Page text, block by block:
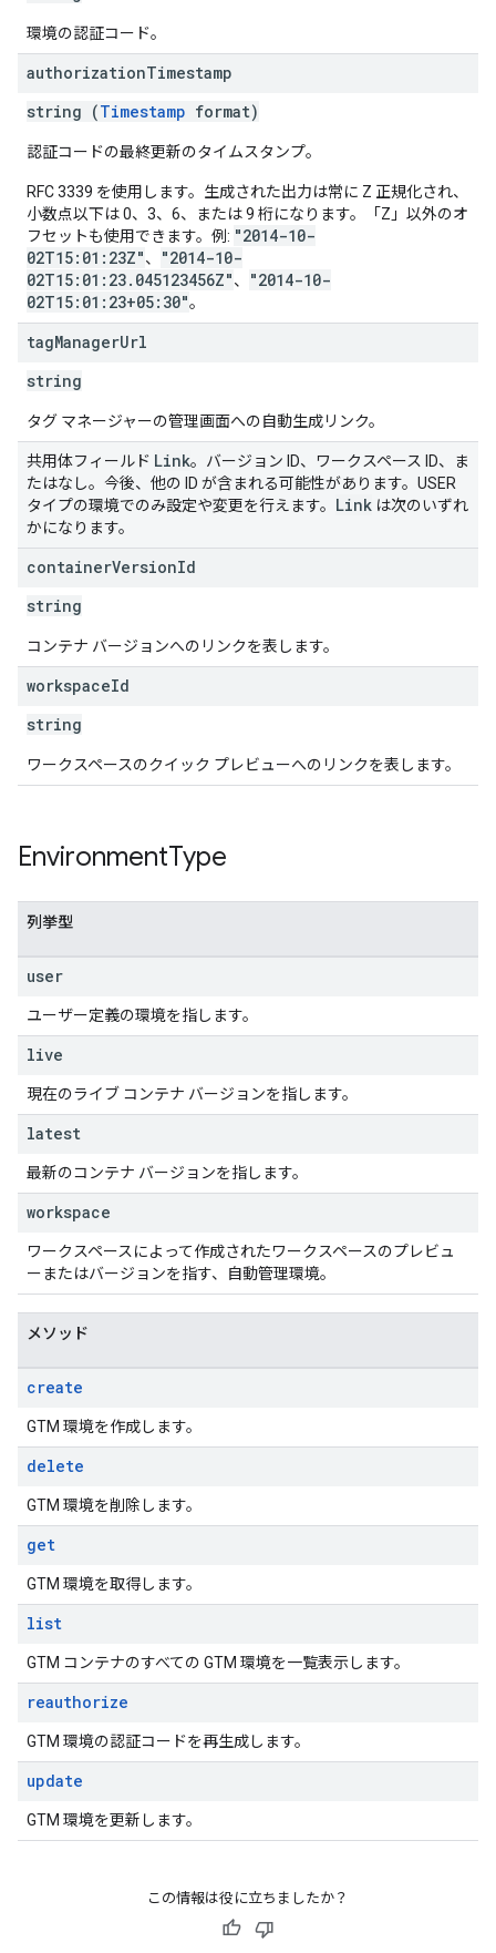
環境の認証コード。
authorizationTimestamp
string (Timestamp format)
認証コードの最終更新のタイムスタンプ。
RFC 3339 を使用します。生成された出力は常に Z 正規化され、
小数点以下は 0、3、6、または 9 桁になります。「Z」以外のオ
フセットも使用できます。例: "2014-10-
02T15:01:23Z"、
"2014-10-
02T15:01:23.045123456Z"、
"2014-10-
02T15:01:23+05:30"。
tagManagerUrl
string
タグ マネージャーの管理画面への自動生成リンク。
共用体フィールド Link。バージョン ID、ワークスペース ID、ま
たはなし。今後、他の ID が含まれる可能性があります。USER
タイプの環境でのみ設定や変更を行えます。 Link は次のいずれ
かになります。
containerVersionId
string
コンテナ バージョンへのリンクを表します。
workspaceId
string
ワークスペースのクイック プレビューへのリンクを表します。
EnvironmentType
列挙型
user
ユーザー定義の環境を指します。
live
現在のライブ コンテナ バージョンを指します。
latest
最新のコンテナ バージョンを指します。
workspace
ワークスペースによって作成されたワークスペースのプレビュ
ーまたはバージョンを指す、自動管理環境。
メソッド
create
GTM 環境を作成します。
delete
GTM 環境を削除します。
get
GTM 環境を取得します。
list
GTM コンテナのすべての GTM 環境を一覧表示します。
reauthorize
GTM 環境の認証コードを再生成します。
update
GTM 環境を更新します。
この情報は役に立ちましたか？